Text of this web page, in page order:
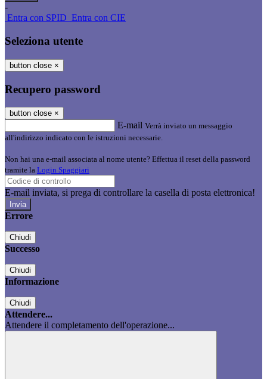
-
Entra con SPID Entra con CIE
Seleziona utente
button close ×
Recupero password
button close ×
E-mail Verrà inviato un messaggio
all'indirizzo indicato con le istruzioni necessarie.
Non hai una e-mail associata al nome utente? Effettua il reset della password
tramite la Login Spaggiari
E-mail inviata, si prega di controllare la casella di posta elettronica!
Errore
Chiudi
Successo
Chiudi
Informazione
Chiudi
Attendere...
Attendere il completamento dell'operazione...